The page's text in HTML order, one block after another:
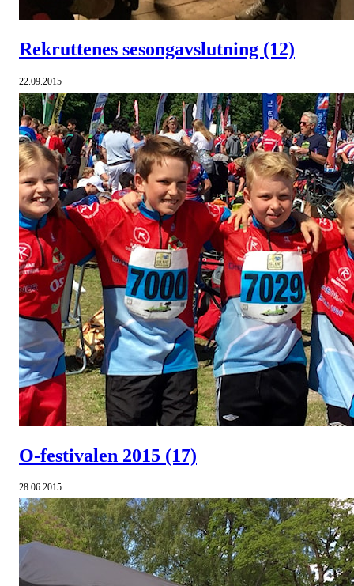
Rekruttenes sesongavslutning (12)
22.09.2015
O-festivalen 2015 (17)
28.06.2015